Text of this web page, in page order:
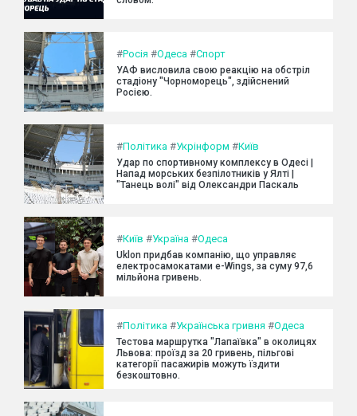
#Росія #Одеса #Спорт
УАФ висловила свою реакцію на обстріл
стадіону "Чорноморець", здійснений
Росією.
#Політика #Укрінформ #Київ
Удар по спортивному комплексу в Одесі |
Напад морських безпілотників у Ялті |
"Танець волі" від Олександри Паскаль
#Київ #Україна #Одеса
Uklon придбав компанію, що управляє
електросамокатами e-Wings, за суму 97,6
мільйона гривень.
#Політика #Українська гривня #Одеса
Тестова маршрутка "Лапаївка" в околицях
Львова: проїзд за 20 гривень, пільгові
категорії пасажирів можуть їздити
безкоштовно.